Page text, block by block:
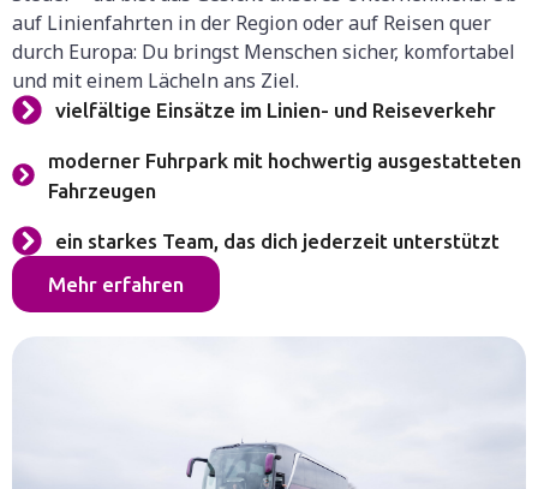
auf Linienfahrten in der Region oder auf Reisen quer
durch Europa: Du bringst Menschen sicher, komfortabel
und mit einem Lächeln ans Ziel.
vielfältige Einsätze im Linien- und Reiseverkehr
moderner Fuhrpark mit hochwertig ausgestatteten
Fahrzeugen
ein starkes Team, das dich jederzeit unterstützt
Mehr erfahren